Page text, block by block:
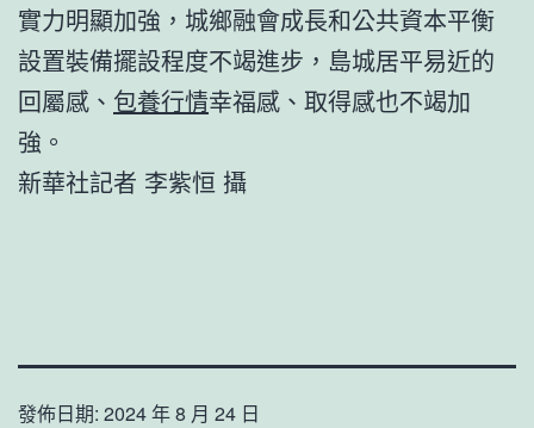
實力明顯加強，城鄉融會成長和公共資本平衡
設置裝備擺設程度不竭進步，島城居平易近的
回屬感、 包養行情幸福感、取得感也不竭加
強。
新華社記者 李紫恒 攝
發佈日期: 2024 年 8 月 24 日